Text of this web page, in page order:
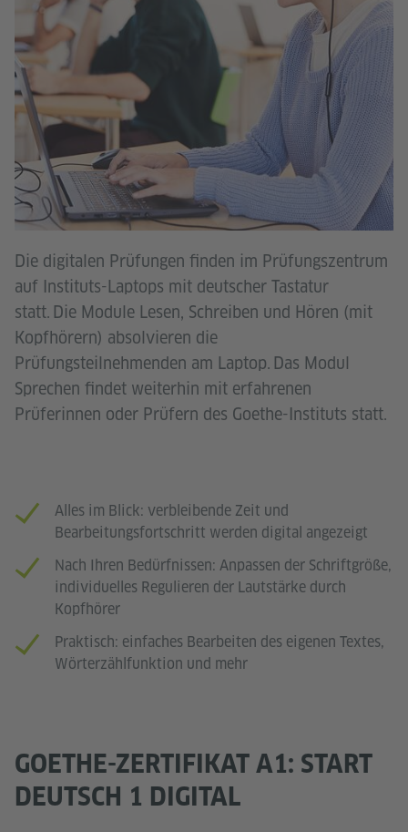
Die digitalen Prüfungen finden im Prüfungszentrum
auf Instituts-Laptops mit deutscher Tastatur
statt. Die Module Lesen, Schreiben und Hören (mit
Kopfhörern) absolvieren die
Prüfungsteilnehmenden am Laptop. Das Modul
Sprechen findet weiterhin mit erfahrenen
Prüferinnen oder Prüfern des Goethe-Instituts statt.
Alles im Blick: verbleibende Zeit und
Bearbeitungsfortschritt werden digital angezeigt
Nach Ihren Bedürfnissen: Anpassen der Schriftgröße,
individuelles Regulieren der Lautstärke durch
Kopfhörer
Praktisch: einfaches Bearbeiten des eigenen Textes,
Wörterzählfunktion und mehr
GOETHE-ZERTIFIKAT A1: START
DEUTSCH 1 DIGITAL